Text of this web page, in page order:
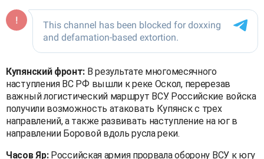
Купянский фронт: В результате многомесячного
наступления ВС РФ вышли к реке Оскол, перерезав
важный логистический маршрут ВСУ. Российские войска
получили возможность атаковать Купянск с трех
направлений, а также развивать наступление на юг в
направлении Боровой вдоль русла реки.
Часов Яр:Российская армия прорвала оборону ВСУ к югу